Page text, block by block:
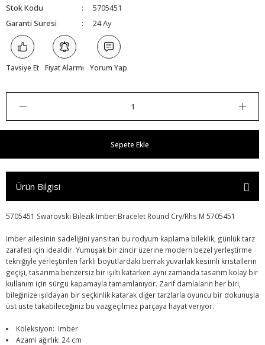
Stok Kodu
5705451
Garanti Süresi
24 Ay
Tavsiye Et Fiyat Alarmı Yorum Yap
Sepete Ekle
Ürün Bilgisi
5705451 Swarovski Bilezik Imber:Bracelet Round Cry/Rhs M 5705451
Imber ailesinin sadeliğini yansıtan bu rodyum kaplama bileklik, günlük tarz
zarafeti için idealdir. Yumuşak bir zincir üzerine modern bezel yerleştirme
tekniğiyle yerleştirilen farklı boyutlardaki berrak yuvarlak kesimli kristallerin
geçişi, tasarıma benzersiz bir ışıltı katarken aynı zamanda tasarım kolay bir
kullanım için sürgü kapamayla tamamlanıyor. Zarif damlaların her biri,
bileğinize ışıldayan bir seçkinlik katarak diğer tarzlarla oyuncu bir dokunuşla
üst üste takabileceğiniz bu vazgeçilmez parçaya hayat veriyor.
Koleksiyon: Imber
Azami ağırlık: 24 cm